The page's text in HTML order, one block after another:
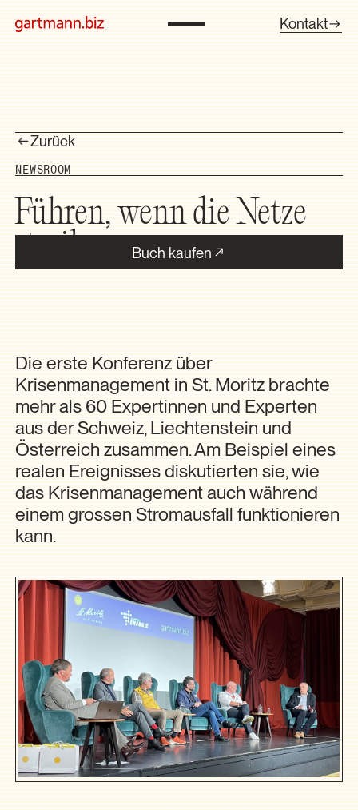
Buch kaufen
Kontakt
Zurück
NEWSROOM
Führen, wenn die Netze
streiken
Die erste Konferenz über
Krisenmanagement in St. Moritz brachte
mehr als 60 Expertinnen und Experten
aus der Schweiz, Liechtenstein und
Österreich zusammen. Am Beispiel eines
realen Ereignisses diskutierten sie, wie
das Krisenmanagement auch während
einem grossen Stromausfall funktionieren
kann.